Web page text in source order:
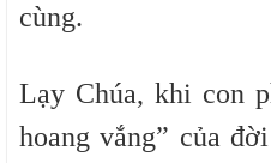
cùng.
Lạy Chúa, khi con
hoang vắng” của